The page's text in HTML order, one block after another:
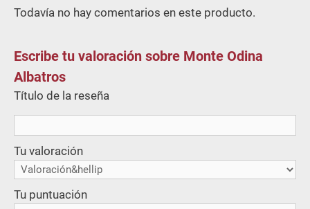
Todavía no hay comentarios en este producto.
Escribe tu valoración sobre Monte Odina
Albatros
Título de la reseña
Tu valoración
Tu puntuación